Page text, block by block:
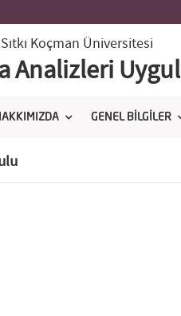
Koçman Üniversitesi
Analizleri
GENEL BİLGİLER